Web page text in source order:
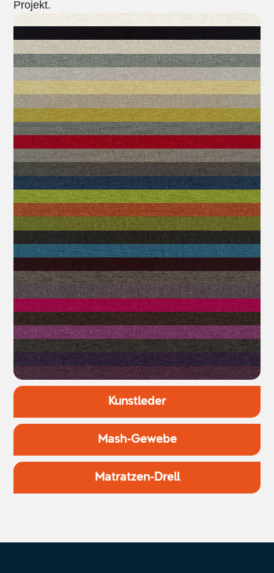
Kunstleder
Mash-Gewebe
Matratzen-Drell
Projekt.